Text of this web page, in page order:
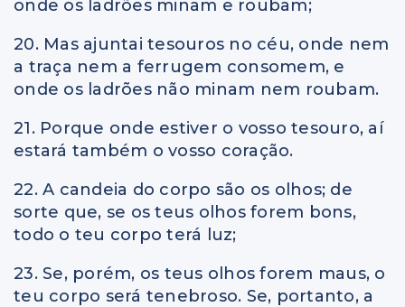
onde os ladrões minam e roubam;
20. Mas ajuntai tesouros no céu, onde nem
a traça nem a ferrugem consomem, e
onde os ladrões não minam nem roubam.
21. Porque onde estiver o vosso tesouro, aí
estará também o vosso coração.
22. A candeia do corpo são os olhos; de
sorte que, se os teus olhos forem bons,
todo o teu corpo terá luz;
23. Se, porém, os teus olhos forem maus, o
teu corpo será tenebroso. Se, portanto, a